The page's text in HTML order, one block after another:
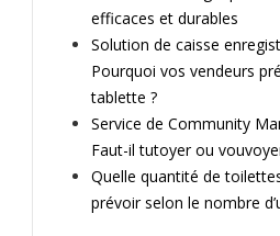
efficaces et durables
Solution de caisse
Pourquoi vos vendeurs
tablette ?
Service de Community
Faut-il tutoyer ou
Quelle quantité de
prévoir selon le nombre